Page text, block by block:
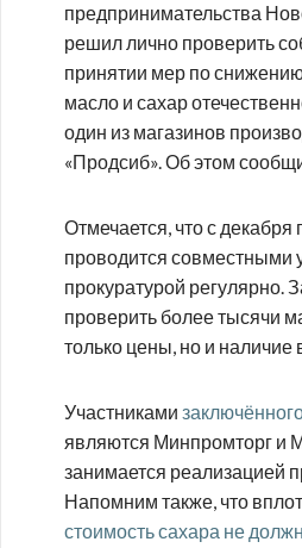
предпринимательства
решил лично проверить
принятии мер по
масло и сахар
один из магазинов
«Продсиб». Об этом
Отмечается, что с
проводится
прокуратурой регулярно.
проверить более тысячи
только цены, но и
Участниками
являются Минпромторг и
занимается реализацией
Напомним также, что
стоимость сахара не